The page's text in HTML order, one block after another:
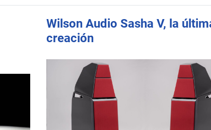
Wilson Audio Sasha V, la
creación